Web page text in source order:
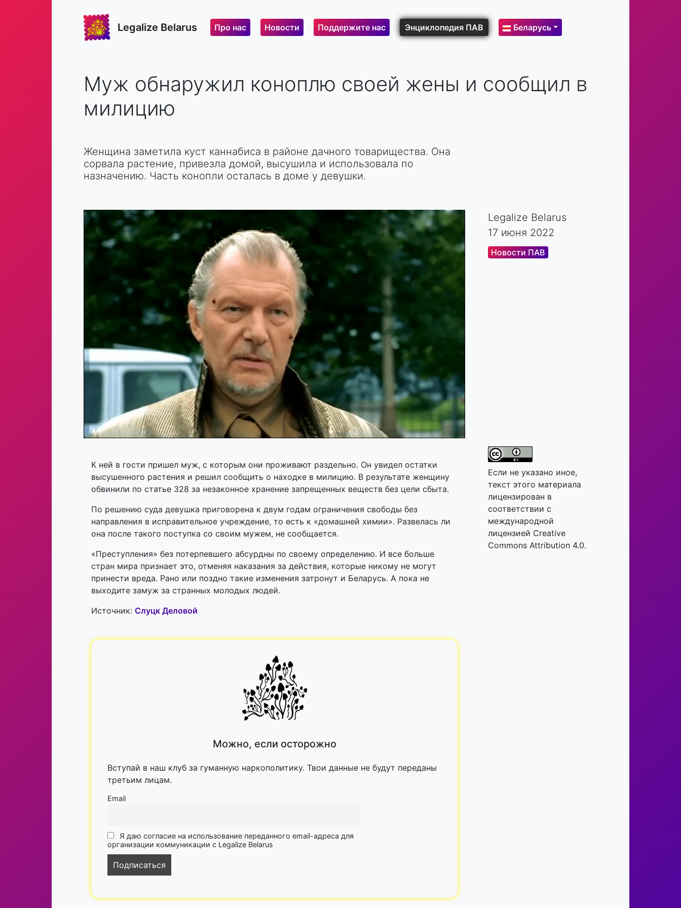
Legalize Belarus Про нас Новости Поддержите нас Энциклопедия ПАВ Беларусь
Муж обнаружил коноплю своей жены и сообщил в
милицию
Женщина заметила куст каннабиса в районе дачного товарищества. Она
сорвала растение, привезла домой, высушила и использовала по
назначению. Часть конопли осталась в доме у девушки.
Legalize Belarus
17 июня 2022
Новости ПАВ
К ней в гости пришел муж, с которым они проживают раздельно. Он увидел остатки
высушенного растения и решил сообщить о находке в милицию. В результате женщину
обвинили по статье 328 за незаконное хранение запрещенных веществ без цели сбыта.
По решению суда девушка приговорена к двум годам ограничения свободы без
направления в исправительное учреждение, то есть к «домашней химии». Развелась ли
она после такого поступка со своим мужем, не сообщается.
«Преступления» без потерпевшего абсурдны по своему определению. И все больше
стран мира признает это, отменяя наказания за действия, которые никому не могут
принести вреда. Рано или поздно такие изменения затронут и Беларусь. А пока не
выходите замуж за странных молодых людей.
Источник: Слуцк Деловой
Можно, если осторожно
Вступай в наш клуб за гуманную наркополитику. Твои данные не будут переданы
третьим лицам.
Email
Я даю согласие на использование переданного email-адреса для
организации коммуникации с Legalize Belarus
Если не указано иное,
текст этого материала
лицензирован в
соответствии с
международной
лицензией Creative
Commons Attribution 4.0.